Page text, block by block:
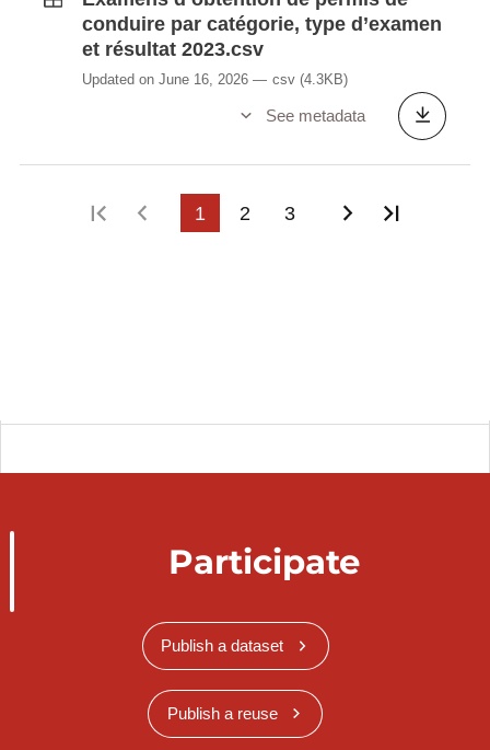
conduire par catégorie, type d’examen
et résultat 2023.csv
Updated on June 16, 2026 csv (4.3KB)
See metadata
First pagePrevious page
1 2 3 Next page
Participate
Publish a dataset
Publish a reuse